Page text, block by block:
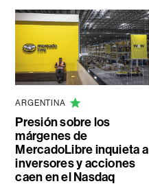
ARGENTINA
Presión sobre los
márgenes de
MercadoLibre inquieta a
inversores y acciones
caen en el Nasdaq